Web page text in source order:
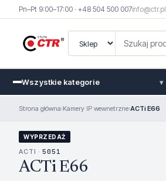
Pn–Pt 9:00–17:00 · +48 504 500 007info@ctr.pl
Wszystkie kategorie ▾
Strona główna›Kamery IP wewnetrzne›ACTi E66
WYPRZEDAŻ
ACTI · 5051
ACTi E66